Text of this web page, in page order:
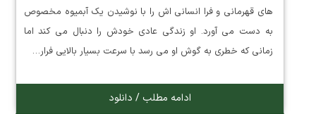
های قهرمانی و فرا انسانی اش را با نوشیدن یک آبمیوه مخصوص
به دست می آورد. او زندگی عادی خودش را دنبال می کند اما
زمانی که خطری به گوش او می رسد با سرعت بسیار بالایی فرار…
ادامه مطلب / دانلود